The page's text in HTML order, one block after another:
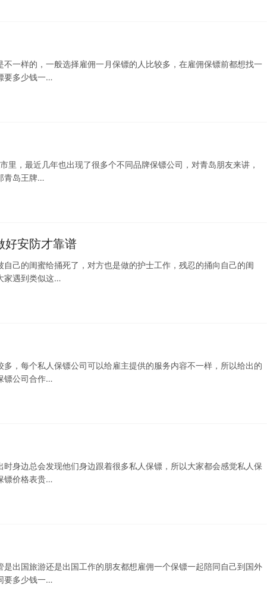
一样的，一般选择雇佣一月保镖的人比较多，在雇佣保镖前都想找一
要多少钱一…
，最近几年也出现了很多个不同品牌保镖公司，对青岛朋友来讲，
青岛王牌…
好安防才靠谱
己的闺蜜给捅死了，对方也是做的护士工作，残忍的捅向自己的闺
家遇到类似这…
，每个私人保镖公司可以给雇主提供的服务内容不一样，所以给出的
镖公司合作…
身边总会发现他们身边跟着很多私人保镖，所以大家都会感觉私人保
镖价格表贵…
出国旅游还是出国工作的朋友都想雇佣一个保镖一起陪同自己到国外
要多少钱一…